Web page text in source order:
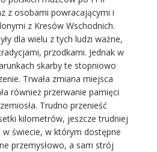
z osobami powracającymi i
z Kresów Wschodnich.
dla wielu z tych ludzi ważne,
przodkami. Jednak w
skarby te stopniowo
Trwała zmiana miejsca
również przerwanie pamięci
Trudno przenieść
kilometrów, jeszcze trudniej
świecie, w którym dostępne
przemysłowo, a sam strój